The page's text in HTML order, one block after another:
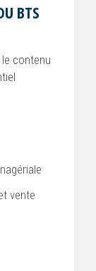
BTS
le contenu
vente